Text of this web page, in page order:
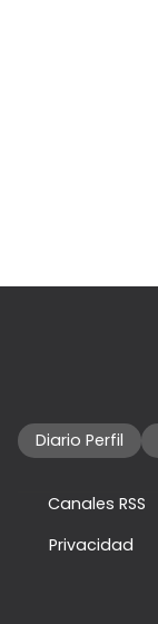
Diario Perfil
Canales RSS
Privacidad